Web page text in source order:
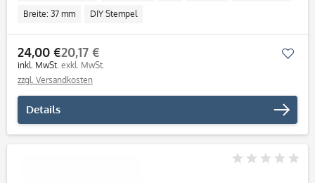
Breite: 37 mm DIY Stempel
24,00 €
inkl. MwSt.
20,17 €
exkl. MwSt.
zzgl. Versandkosten
Details